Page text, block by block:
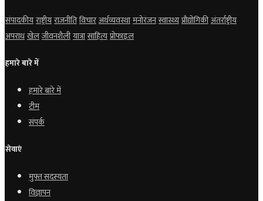
संपादकीयराष्ट्रीयराजनीतिविचारअर्थव्यवस्थामनोरंजनस्वास्थ्यप्रौद्योगिकीअंतर्राष्ट्रीय
अपराधखेलजीवनशैलीयात्रासाहित्यप्रोफाइल
हमारे बारे में
हमारे बारे में
टीम
संपर्क
सेवाएं
मुफ्त सदस्यता
विज्ञापन